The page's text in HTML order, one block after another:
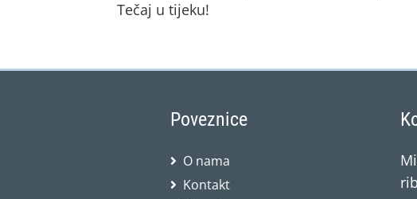
Tečaj u tijeku!
Poveznice
O nama
Kontakt